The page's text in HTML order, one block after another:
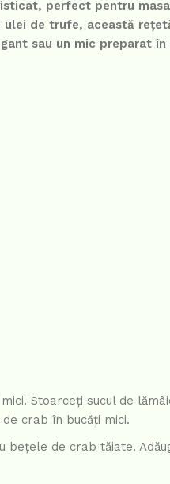
perfect pentru masa
de trufe, această
sau un mic preparat
Stoarceți sucul de
crab în bucăți mici.
bețele de crab tăiate.